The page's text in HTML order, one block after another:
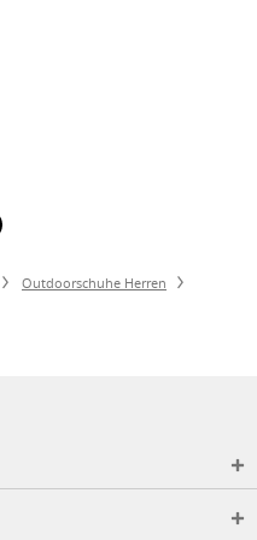
Outdoorschuhe Herren